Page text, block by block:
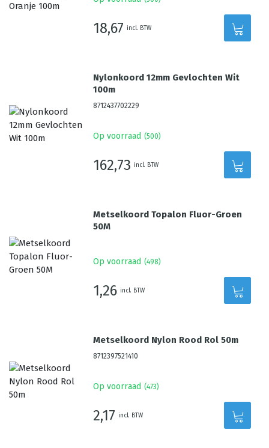
18,67 incl. BTW
Nylonkoord 12mm Gevlochten Wit
100m
8712437702229
Op voorraad (500)
162,73 incl. BTW
Metselkoord Topalon Fluor-Groen
50M
Op voorraad (498)
1,26 incl. BTW
Metselkoord Nylon Rood Rol 50m
8712397521410
Op voorraad (473)
2,17 incl. BTW